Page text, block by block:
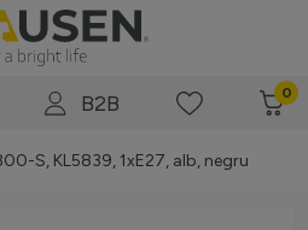
B2B 0
S, KL5839, 1xE27, alb, negru